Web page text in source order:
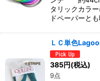
タリックカラ
ドペーパーと
ＬＣ単色
385円(税込)
9点